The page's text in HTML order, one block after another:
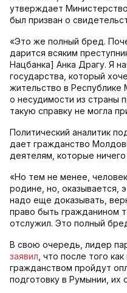
утверждает
был призван о
«Это же полный бред.
дарится всяким
Нацбанка] Анка Драгу. Я
государства, который
жительство в Республике
о несудимости из страны
такую справку не могла
Политический аналитик
дает гражданство
деятелям, которые
«Но тем не менее,
родине, но, оказывается,
надо еще доказывать,
право быть гражданином
отслужил. Это полный
В свою очередь, лидер
заявил , что после того
гражданством пройдут
подготовку в Румынии, их